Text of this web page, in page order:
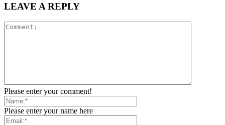
LEAVE A REPLY
Please enter your comment!
Please enter your name here